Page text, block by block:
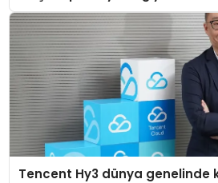
Tencent Hy3 dünya genelinde